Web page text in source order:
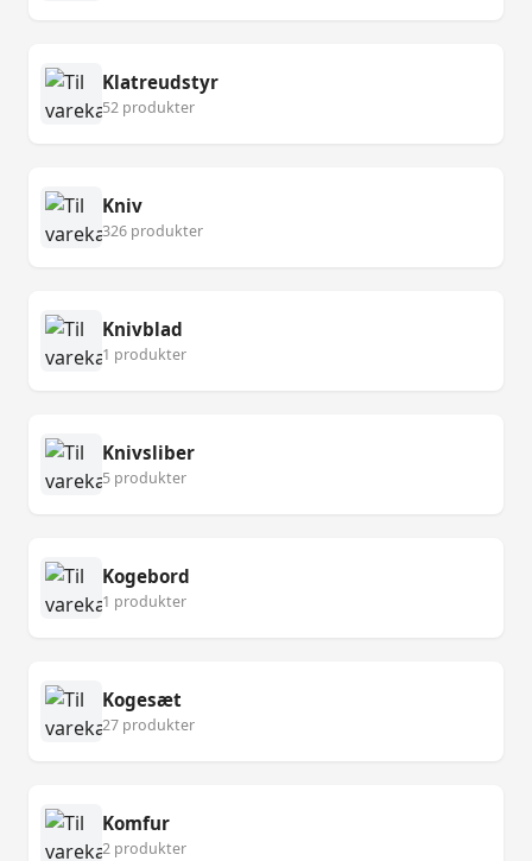
Klatreudstyr
52 produkter
Kniv
326 produkter
Knivblad
1 produkter
Knivsliber
5 produkter
Kogebord
1 produkter
Kogesæt
27 produkter
Komfur
2 produkter